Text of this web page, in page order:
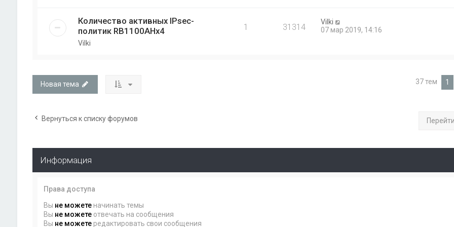
Количество активных IPsec-
политик RB1100AHx4
Vilki
1 31314
Vilki
07 мар 2019, 14:16
Новая тема 37 тем 1
Вернуться к списку форумов Перейти
Информация
Права доступа
Вы не можетеначинать темы
Вы не можетеотвечать на сообщения
Вы не можетередактировать свои сообщения